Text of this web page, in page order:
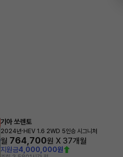
기아 쏘렌토
2024년· HEV 1.6 2WD 5인승 시그니처
월 764,700원 X 37개월
지원금4,000,000원